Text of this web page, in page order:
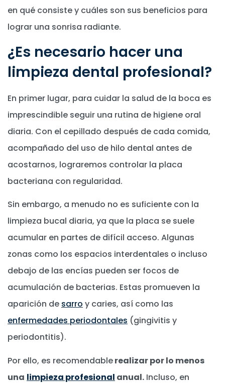
en qué consiste y cuáles son sus beneficios para
lograr una sonrisa radiante.
¿Es necesario hacer una
limpieza dental profesional?
En primer lugar, para cuidar la salud de la boca es
imprescindible seguir una rutina de higiene oral
diaria. Con el cepillado después de cada comida,
acompañado del uso de hilo dental antes de
acostarnos, lograremos controlar la placa
bacteriana con regularidad.
Sin embargo, a menudo no es suficiente con la
limpieza bucal diaria, ya que la placa se suele
acumular en partes de difícil acceso. Algunas
zonas como los espacios interdentales o incluso
debajo de las encías pueden ser focos de
acumulación de bacterias. Estas promueven la
aparición de sarro y caries, así como las
enfermedades periodontales (gingivitis y
periodontitis).
Por ello, es recomendablerealizar por lo menos
una limpieza profesional anual. Incluso, en